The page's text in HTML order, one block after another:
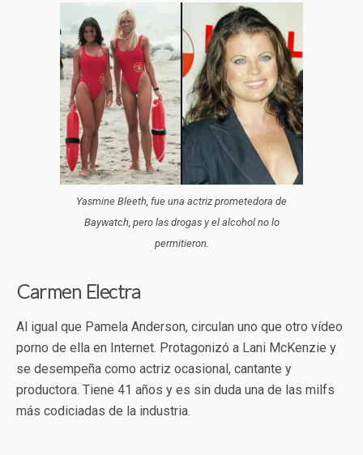
Yasmine Bleeth, fue una actriz prometedora de
Baywatch, pero las drogas y el alcohol no lo
permitieron.
Carmen Electra
Al igual que Pamela Anderson, circulan uno que otro vídeo
porno de ella en Internet. Protagonizó a Lani McKenzie y
se desempeña como actriz ocasional, cantante y
productora. Tiene 41 años y es sin duda una de las milfs
más codiciadas de la industria.